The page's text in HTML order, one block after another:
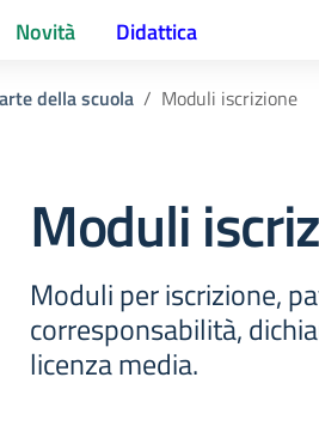
Novità Didattica
della scuola Moduli iscrizione
Moduli
Moduli per iscrizione,
corresponsabilità,
licenza media.